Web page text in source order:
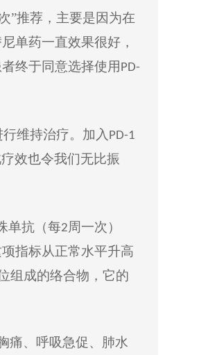
”推荐， 主要是因为在
单药一直效果很好，
终于同意选择使用 PD-
维持治疗。加入 PD-1
效也令我们无比振
单抗 （每2周一次）
指标从正常水平升高
组成的络合物，它的
痛、呼吸急促、肺水